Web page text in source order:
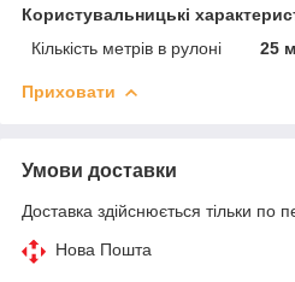
Користувальницькі
Кількість метрів в рулоні
25
Приховати
Умови доставки
Доставка здійснюється тільки по
Нова Пошта